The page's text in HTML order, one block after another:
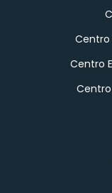
Centro
Centro